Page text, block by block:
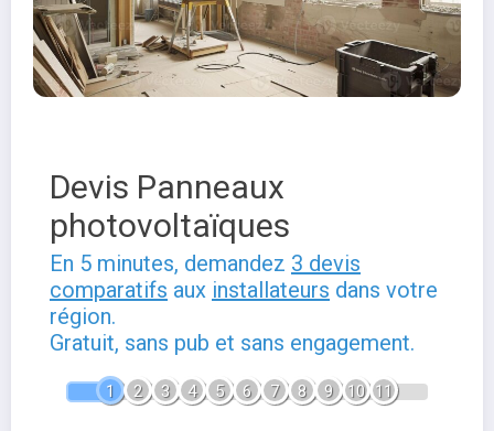
Devis Panneaux
photovoltaïques
En 5 minutes, demandez 3 devis
comparatifs aux installateurs dans votre
région.
Gratuit, sans pub et sans engagement.
1 2 3 4 5 6 7 8 9 10 11